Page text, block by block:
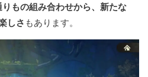
もの組み合わせから、新たな
しさ もあります。